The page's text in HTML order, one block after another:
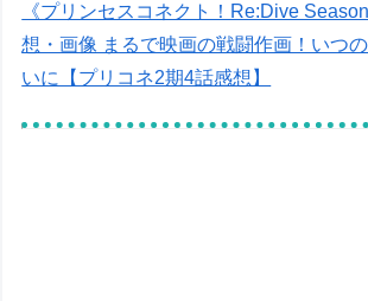
《プリンセスコネクト！Re:Dive
想・画像 まるで映画の戦闘作画！いつ
いに【プリコネ2期4話感想】